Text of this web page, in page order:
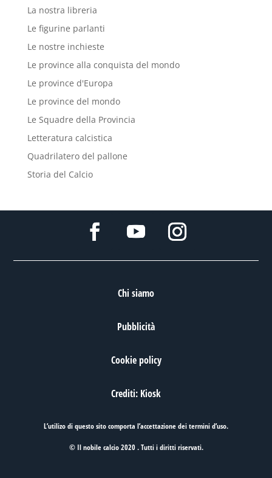
La nostra libreria
Le figurine parlanti
Le nostre inchieste
Le province alla conquista del mondo
Le province d'Europa
Le province del mondo
Le Squadre della Provincia
Letteratura calcistica
Quadrilatero del pallone
Storia del Calcio
Chi siamo
Pubblicità
Cookie policy
Crediti: Kiosk
L’utilizo di questo sito comporta l’accettazione deitermini d’uso.
© Il nobile calcio 2020 . Tutti i diritti riservati.